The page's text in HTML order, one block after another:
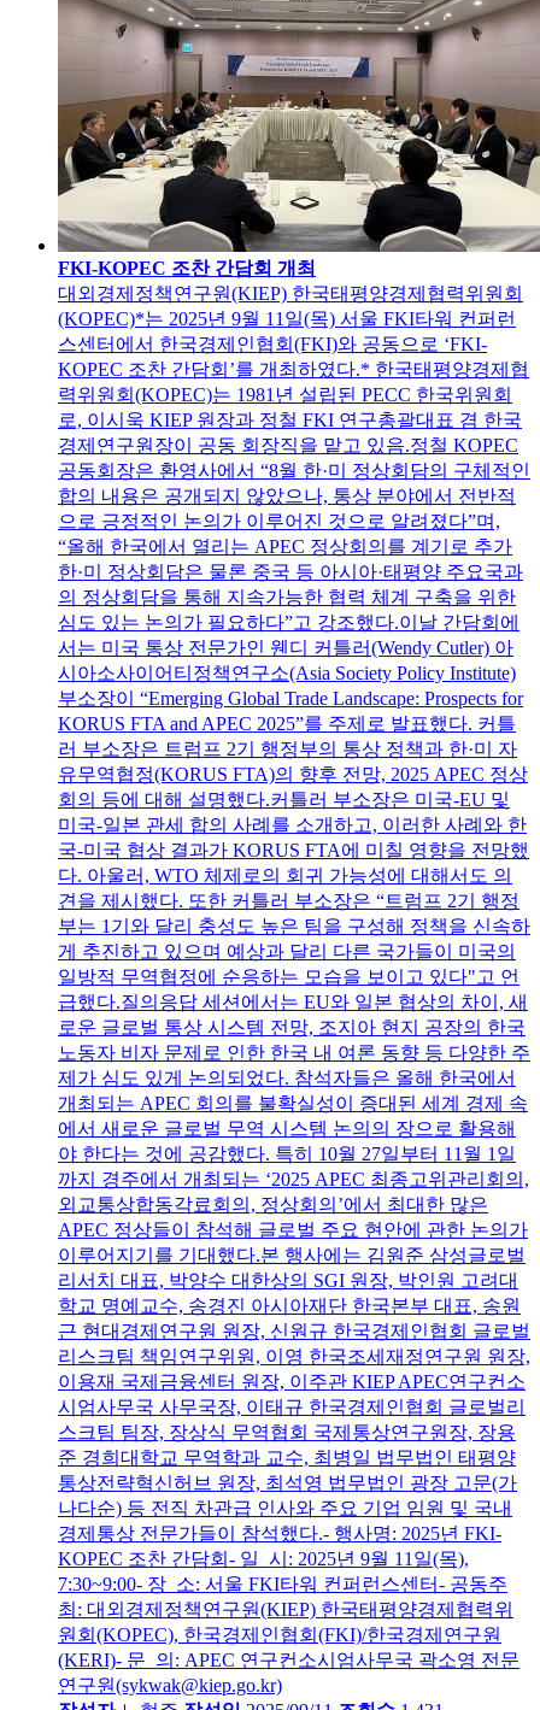
FKI-KOPEC 조찬 간담회 개최
대외경제정책연구원(KIEP) 한국태평양경제협력위원회
(KOPEC)*는 2025년 9월 11일(목) 서울 FKI타워 컨퍼런
스센터에서 한국경제인협회(FKI)와 공동으로 ‘FKI-
KOPEC 조찬 간담회’를 개최하였다.* 한국태평양경제협
력위원회(KOPEC)는 1981년 설립된 PECC 한국위원회
로, 이시욱 KIEP 원장과 정철 FKI 연구총괄대표 겸 한국
경제연구원장이 공동 회장직을 맡고 있음.정철 KOPEC
공동회장은 환영사에서 “8월 한·미 정상회담의 구체적인
합의 내용은 공개되지 않았으나, 통상 분야에서 전반적
으로 긍정적인 논의가 이루어진 것으로 알려졌다”며,
“올해 한국에서 열리는 APEC 정상회의를 계기로 추가
한·미 정상회담은 물론 중국 등 아시아·태평양 주요국과
의 정상회담을 통해 지속가능한 협력 체계 구축을 위한
심도 있는 논의가 필요하다”고 강조했다.이날 간담회에
서는 미국 통상 전문가인 웬디 커틀러(Wendy Cutler) 아
시아소사이어티정책연구소(Asia Society Policy Institute)
부소장이 “Emerging Global Trade Landscape: Prospects for
KORUS FTA and APEC 2025”를 주제로 발표했다. 커틀
러 부소장은 트럼프 2기 행정부의 통상 정책과 한·미 자
유무역협정(KORUS FTA)의 향후 전망, 2025 APEC 정상
회의 등에 대해 설명했다.커틀러 부소장은 미국-EU 및
미국-일본 관세 합의 사례를 소개하고, 이러한 사례와 한
국-미국 협상 결과가 KORUS FTA에 미칠 영향을 전망했
다. 아울러, WTO 체제로의 회귀 가능성에 대해서도 의
견을 제시했다. 또한 커틀러 부소장은 “트럼프 2기 행정
부는 1기와 달리 충성도 높은 팀을 구성해 정책을 신속하
게 추진하고 있으며 예상과 달리 다른 국가들이 미국의
일방적 무역협정에 순응하는 모습을 보이고 있다"고 언
급했다.질의응답 세션에서는 EU와 일본 협상의 차이, 새
로운 글로벌 통상 시스템 전망, 조지아 현지 공장의 한국
노동자 비자 문제로 인한 한국 내 여론 동향 등 다양한 주
제가 심도 있게 논의되었다. 참석자들은 올해 한국에서
개최되는 APEC 회의를 불확실성이 증대된 세계 경제 속
에서 새로운 글로벌 무역 시스템 논의의 장으로 활용해
야 한다는 것에 공감했다. 특히 10월 27일부터 11월 1일
까지 경주에서 개최되는 ‘2025 APEC 최종고위관리회의,
외교통상합동각료회의, 정상회의’에서 최대한 많은
APEC 정상들이 참석해 글로벌 주요 현안에 관한 논의가
이루어지기를 기대했다.본 행사에는 김원준 삼성글로벌
리서치 대표, 박양수 대한상의 SGI 원장, 박인원 고려대
학교 명예교수, 송경진 아시아재단 한국본부 대표, 송원
근 현대경제연구원 원장, 신원규 한국경제인협회 글로벌
리스크팀 책임연구위원, 이영 한국조세재정연구원 원장,
이용재 국제금융센터 원장, 이주관 KIEP APEC연구컨소
시엄사무국 사무국장, 이태규 한국경제인협회 글로벌리
스크팀 팀장, 장상식 무역협회 국제통상연구원장, 장용
준 경희대학교 무역학과 교수, 최병일 법무법인 태평양
통상전략혁신허브 원장, 최석영 법무법인 광장 고문(가
나다순) 등 전직 차관급 인사와 주요 기업 임원 및 국내
경제통상 전문가들이 참석했다.- 행사명: 2025년 FKI-
KOPEC 조찬 간담회- 일 시: 2025년 9월 11일(목),
7:30~9:00- 장 소: 서울 FKI타워 컨퍼런스센터- 공동주
최: 대외경제정책연구원(KIEP) 한국태평양경제협력위
원회(KOPEC), 한국경제인협회(FKI)/한국경제연구원
(KERI)- 문 의: APEC 연구컨소시엄사무국 곽소영 전문
연구원(sykwak@kiep.go.kr)